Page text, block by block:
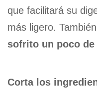
que facilitará su
más ligero.
sofrito un poco
Corta los